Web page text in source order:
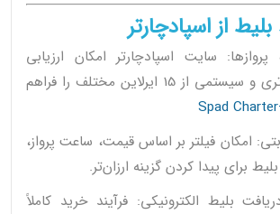
از اسپادچارتر
سایت اسپادچارتر امکان ارزیابی
پروازهای چارتری و سیستمی از 15 ایرلاین مختلف را فراهم
Spad
امکان فیلتر بر اساس قیمت، ساعت پرواز،
برای پیدا کردن گزینه ارزان‌تر.
بلیط الکترونیکی: فرآیند خرید کاملاً